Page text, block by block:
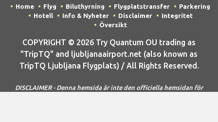
Home Flyg Biluthyrning Flygplatstransfer
Parkering
Hotell
Info & Nyheter Disclaimer
Integritet
Översikt
COPYRIGHT © 2026 Try Quantum OU trading as
"TripTQ" and ljubljanaairport.net (also known as
TripTQ Ljubljana Flygplats) / All Rights Reserved.
DISCLAIMER - Denna hemsida är inte den officiella hemsidan för